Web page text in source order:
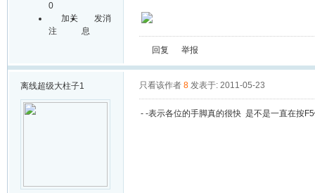
0
加关
注
发消
息
回复 举报
离线超级大柱子1 只看该作者 8 发表于: 2011-05-23
- -表示各位的手脚真的很快 是不是一直在按